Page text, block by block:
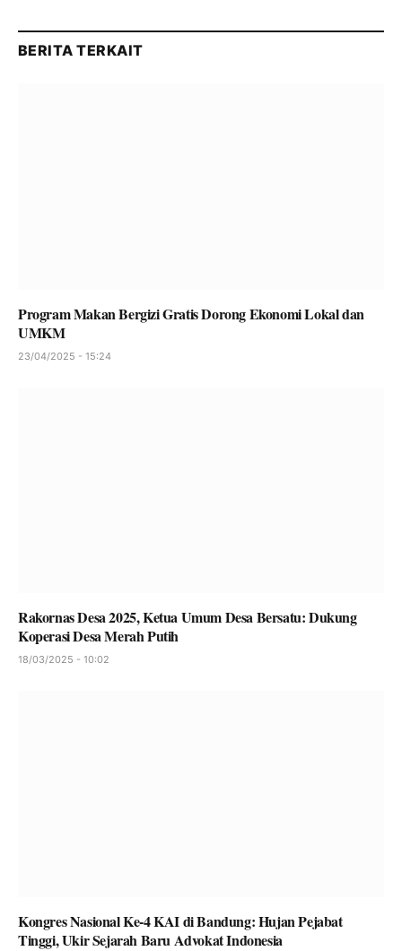
BERITA TERKAIT
Program Makan Bergizi Gratis Dorong Ekonomi Lokal dan
UMKM
23/04/2025 - 15:24
Rakornas Desa 2025, Ketua Umum Desa Bersatu: Dukung
Koperasi Desa Merah Putih
18/03/2025 - 10:02
Kongres Nasional Ke-4 KAI di Bandung: Hujan Pejabat
Tinggi, Ukir Sejarah Baru Advokat Indonesia